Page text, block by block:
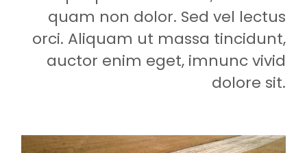
quam non dolor. Sed vel lectus
orci. Aliquam ut massa tincidunt,
auctor enim eget, imnunc vivid
dolore sit.